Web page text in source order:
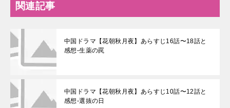
関連記事
中国ドラマ【花朝秋月夜】あらすじ16話〜18話と
感想-生薬の罠
中国ドラマ【花朝秋月夜】あらすじ10話〜12話と
感想-選抜の日